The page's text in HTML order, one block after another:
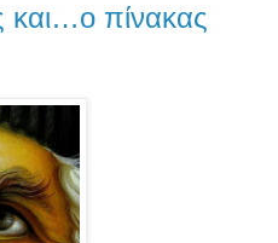
και…ο πίνακας